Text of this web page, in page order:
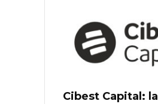
Cibest Capital: la